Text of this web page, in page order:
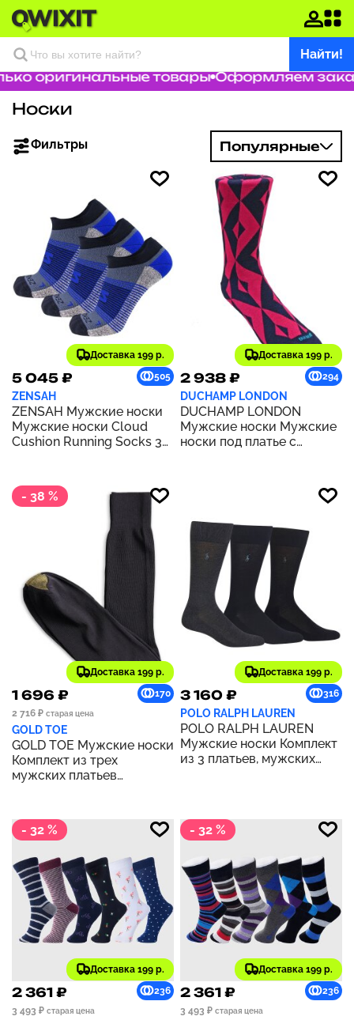
Найти!
оригинальные товары Оформляем заказ
Носки
Фильтры Популярные
Доставка 199 р.
5 045 ₽ 505
ZENSAH
ZENSAH Мужские носки
Мужские носки Cloud
Cushion Running Socks 3
Доставка 199 р.
2 938 ₽ 294
DUCHAMP LONDON
DUCHAMP LONDON
Мужские носки Мужские
носки под платье с
- 38 %
Доставка 199 р.
1 696 ₽
170
2 716 ₽ старая цена
GOLD TOE
GOLD TOE Мужские носки
Комплект из трех
мужских платьев
Доставка 199 р.
3 160 ₽ 316
POLO RALPH LAUREN
POLO RALPH LAUREN
Мужские носки Комплект
из 3 платьев, мужских
- 32 %
Доставка 199 р.
2 361 ₽
236
3 493 ₽ старая цена
- 32 %
Доставка 199 р.
2 361 ₽
236
3 493 ₽ старая цена